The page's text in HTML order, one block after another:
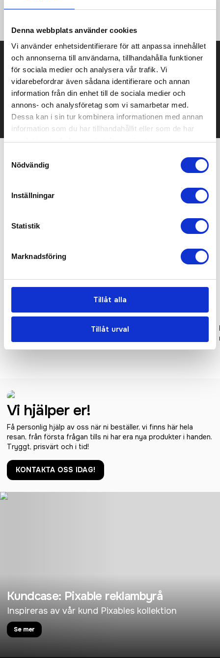
Denna webbplats använder cookies
Vi använder enhetsidentifierare för att anpassa innehållet
och annonserna till användarna, tillhandahålla funktioner
för sociala medier och analysera vår trafik. Vi
vidarebefordrar även sådana identifierare och annan
information från din enhet till de sociala medier och
annons- och analysföretag som vi samarbetar med.
Dessa kan i sin tur kombinera informationen med annan
information som du har tillhandahållit eller som de har
samlat in när du har använt deras tjänster.
Nödvändig
Inställningar
Statistik
Marknadsföring
Tillåt alla
Tillåt urval
Prisuppgift på mailen?
Kontakta oss här för att få förslag på produkt och pris över
Det går också utmärkt att bara ställa frågor!
KONTAKTA OSS
Relaterade produkter
Recycled
Isla RPET sublimerat logoband
Vi hjälper er!
Få personlig hjälp av oss när ni beställer, vi finns här hela
resan, från första frågan tills ni har era nya produkter i handen.
Tryggt, prisvärt och i tid!
KONTAKTA OSS IDAG!
Kundcase: Pixable reklambyrå
Inspireras av vår kund Pixables kollektion
Se mer